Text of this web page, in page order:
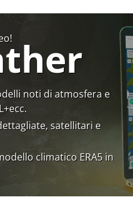
noti di atmosfera e
satellitari e
climatico ERA5 in